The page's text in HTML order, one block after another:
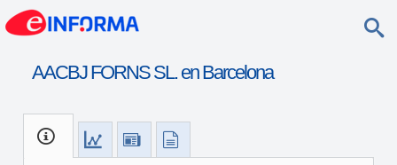
AACBJ FORNS SL. en Barcelona